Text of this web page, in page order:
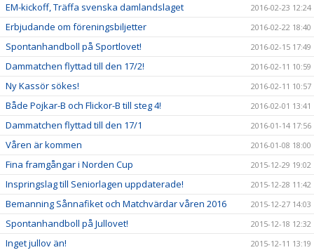
EM-kickoff, Träffa svenska damlandslaget 2016-02-23 12:24
Erbjudande om föreningsbiljetter 2016-02-22 18:40
Spontanhandboll på Sportlovet! 2016-02-15 17:49
Dammatchen flyttad till den 17/2! 2016-02-11 10:59
Ny Kassör sökes! 2016-02-11 10:57
Både Pojkar-B och Flickor-B till steg 4! 2016-02-01 13:41
Dammatchen flyttad till den 17/1 2016-01-14 17:56
Våren är kommen 2016-01-08 18:00
Fina framgångar i Norden Cup 2015-12-29 19:02
Inspringslag till Seniorlagen uppdaterade! 2015-12-28 11:42
Bemanning Sånnafiket och Matchvärdar våren 2016 2015-12-27 14:03
Spontanhandboll på Jullovet! 2015-12-18 12:32
Inget jullov än! 2015-12-11 13:19